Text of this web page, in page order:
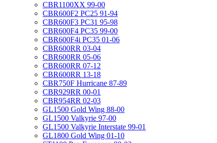
CBR1100XX 99-00
CBR600F2 PC25 91-94
CBR600F3 PC31 95-98
CBR600F4 PC35 99-00
CBR600F4i PC35 01-06
CBR600RR 03-04
CBR600RR 05-06
CBR600RR 07-12
CBR600RR 13-18
CBR750F Hurricane 87-89
CBR929RR 00-01
CBR954RR 02-03
GL1500 Gold Wing 88-00
GL1500 Valkyrie 97-00
GL1500 Valkyrie Interstate 99-01
GL1800 Gold Wing 01-10